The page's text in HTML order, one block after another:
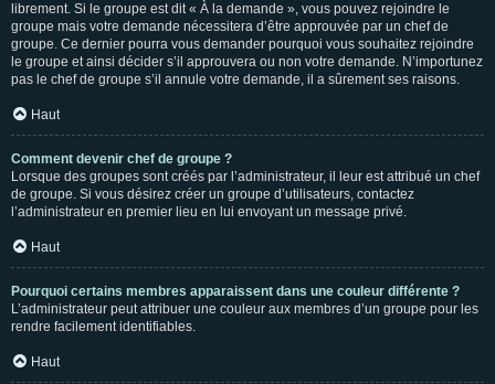
librement. Si le groupe est dit « À la demande », vous pouvez rejoindre le
groupe mais votre demande nécessitera d’être approuvée par un chef de
groupe. Ce dernier pourra vous demander pourquoi vous souhaitez rejoindre
le groupe et ainsi décider s’il approuvera ou non votre demande. N’importunez
pas le chef de groupe s’il annule votre demande, il a sûrement ses raisons.
Haut
Comment devenir chef de groupe ?
Lorsque des groupes sont créés par l’administrateur, il leur est attribué un chef
de groupe. Si vous désirez créer un groupe d’utilisateurs, contactez
l’administrateur en premier lieu en lui envoyant un message privé.
Haut
Pourquoi certains membres apparaissent dans une couleur différente ?
L’administrateur peut attribuer une couleur aux membres d’un groupe pour les
rendre facilement identifiables.
Haut